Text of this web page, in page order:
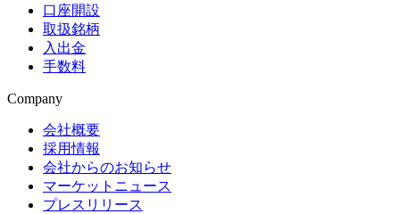
口座開設
取扱銘柄
入出金
手数料
Company
会社概要
採用情報
会社からのお知らせ
マーケットニュース
プレスリリース